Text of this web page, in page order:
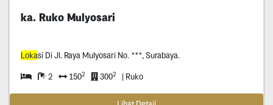
ka. Ruko Mulyosari
Lokasi Di Jl. Raya Mulyosari No. ***, Surabaya.
2 1502 3002 | Ruko